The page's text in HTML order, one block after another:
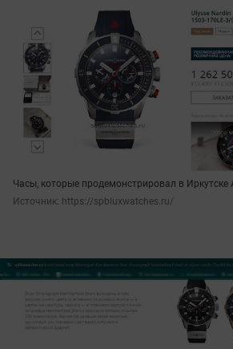
Часы, которые продемонстрировал в
Источник: https://spbluxwatches.ru/